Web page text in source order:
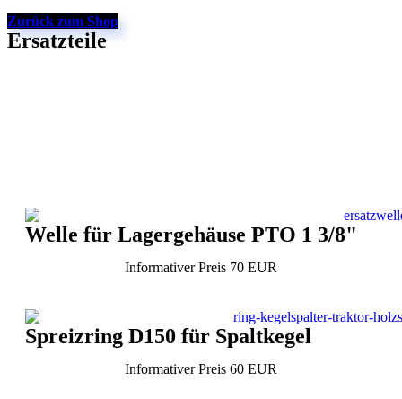
Zurück zum Shop
Ersatzteile
Welle für Lagergehäuse PTO 1 3/8"
Informativer Preis 70 EUR
Spreizring D150 für Spaltkegel
Informativer Preis 60 EUR